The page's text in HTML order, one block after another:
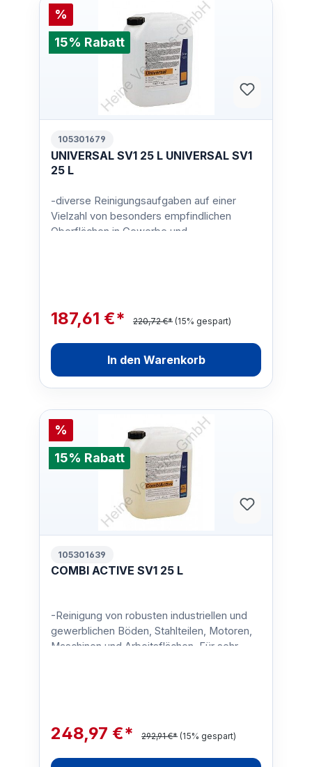
%
15% Rabatt
105301679
UNIVERSAL SV1 25 L UNIVERSAL SV1
25 L
-diverse Reinigungsaufgaben auf einer
Vielzahl von besonders empfindlichen
Oberflächen in Gewerbe und
187,61 €* 220,72 €* (15% gespart)
In den Warenkorb
%
15% Rabatt
105301639
COMBI ACTIVE SV1 25 L
-Reinigung von robusten industriellen und
gewerblichen Böden, Stahlteilen, Motoren,
Maschinen und Arbeitsflächen. Für sehr
248,97 €* 292,91 €* (15% gespart)